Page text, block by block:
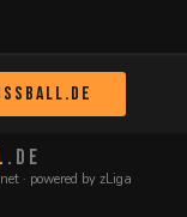
.DE
· powered by zLiga